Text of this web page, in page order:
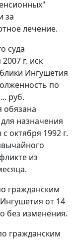
за
лечение.
суда
г. иск
Ингушетия
по
руб.
обязана
назначения
октября 1992 г.
из
гражданским
от 14
без изменения.
гражданским